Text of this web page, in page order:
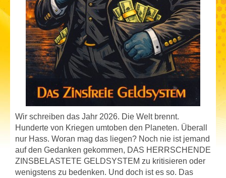
Wir schreiben das Jahr 2026. Die Welt brennt.
Hunderte von Kriegen umtoben den Planeten. Überall
nur Hass. Woran mag das liegen? Noch nie ist jemand
auf den Gedanken gekommen, DAS HERRSCHENDE
ZINSBELASTETE GELDSYSTEM zu kritisieren oder
wenigstens zu bedenken. Und doch ist es so. Das